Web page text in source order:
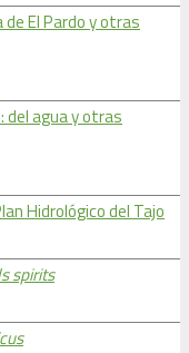
El Pardo y otras
agua y otras
Hidrológico del Tajo
spirits